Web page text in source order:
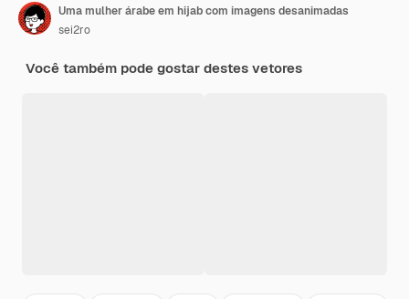
Uma mulher árabe em hijab com imagens desanimadas
sei2ro
Você também pode gostar destes vetores